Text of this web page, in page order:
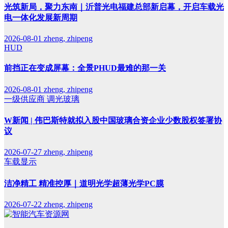
光筑新局，聚力东南｜沂普光电福建总部新启幕，开启车载光
电一体化发展新周期
2026-08-01 zheng, zhipeng
HUD
前挡正在变成屏幕：全景PHUD最难的那一关
2026-08-01 zheng, zhipeng
一级供应商 调光玻璃
W新闻 | 伟巴斯特就拟入股中国玻璃合资企业少数股权签署协
议
2026-07-27 zheng, zhipeng
车载显示
洁净精工 精准控厚｜道明光学超薄光学PC膜
2026-07-22 zheng, zhipeng